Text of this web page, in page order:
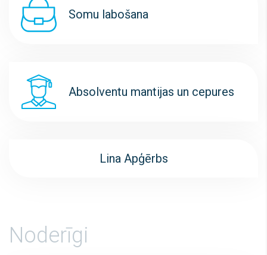
Somu labošana
Absolventu mantijas un cepures
Lina Apģērbs
Noderīgi